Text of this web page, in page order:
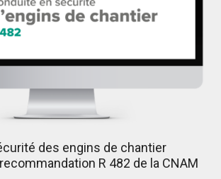
des engins de chantier
R 482 de la CNAM